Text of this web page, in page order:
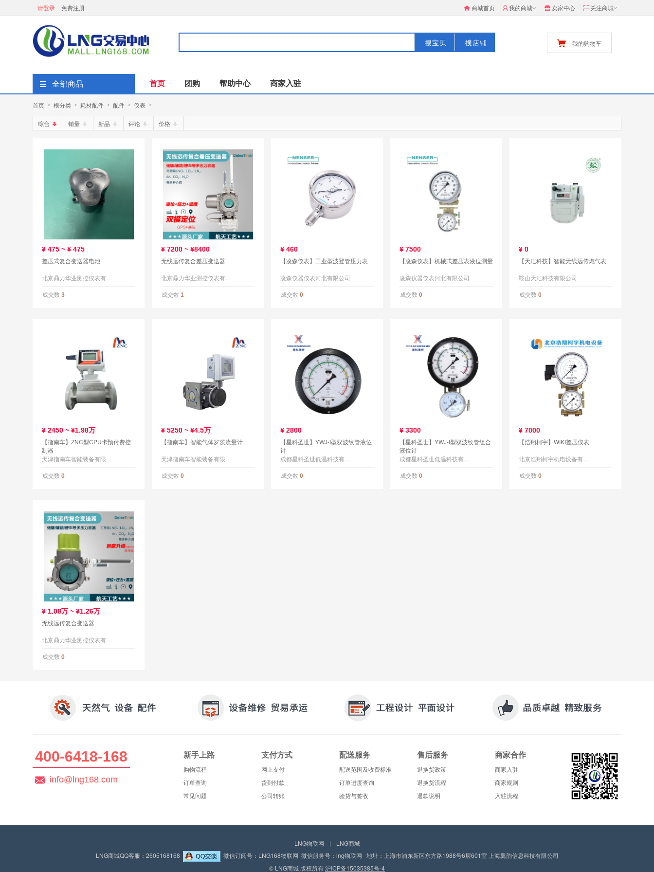
请登录 免费注册 商城首页 我的商城 卖家中心 关注商城
搜店铺
搜宝贝 我的购物车
全部商品 首页 团购 帮助中心 商家入驻
首页 > 根分类 > 耗材配件 > 配件 > 仪表 >
综合 销量 新品 评论 价格
¥ 475 ~ ¥ 475
差压式复合变送器电池
成交数 3
¥ 7200 ~ ¥8400
无线远传复合差压变送器
成交数 1
¥ 460
【凌森仪表】工业型波登管压力表
凌森仪器仪表河北有限公司
成交数 0
¥ 7500
【凌森仪表】机械式差压表液位测量
凌森仪器仪表河北有限公司
成交数 0
¥ 0
【天汇科技】智能无线远传燃气表
鞍山天汇科技有限公司
成交数 0
¥ 2450 ~ ¥1.98万
【指南车】ZNC型CPU卡预付费控
制器
成交数 0
¥ 5250 ~ ¥4.5万
【指南车】智能气体罗茨流量计
成交数 0
¥ 2800
【星科圣世】YWJ-I型双波纹管液位
计
成交数 0
¥ 3300
【星科圣世】YWJ-I型双波纹管组合
液位计
成交数 0
¥ 7000
【浩翔柯宇】WIKI差压仪表
成交数 0
¥ 1.08万 ~ ¥1.26万
无线远传复合变送器
成交数 0
400-6418-168
info@lng168.com
新手上路
购物流程
订单查询
常见问题
支付方式
网上支付
货到付款
公司转账
配送服务
配送范围及收费标准
订单进度查询
验货与签收
售后服务
退换货政策
退换货流程
退款说明
商家合作
商家入驻
商家规则
入驻流程
LNG物联网 |
LNG商城
LNG商城QQ客服：2605168168
微信订阅号：LNG168物联网 微信服务号：lng物联网 地址：上海市浦东新区东方路1988号6层601室 上海翼韵信息科技有限公司
© LNG商城 版权所有沪ICP备15035385号-4